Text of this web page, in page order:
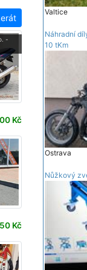
-
Kč
Kč
Valtice
Náhradní
10 tKm
Ostrava
Nůžkový